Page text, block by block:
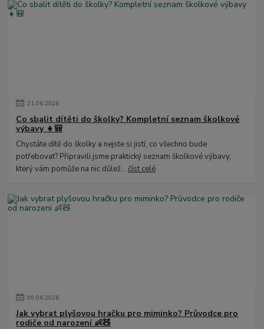
21.06.2026
Co sbalit dítěti do školky? Kompletní seznam školkové
výbavy 👧🎒
Chystáte dítě do školky a nejste si jistí, co všechno bude
potřebovat? Připravili jsme praktický seznam školkové výbavy,
který vám pomůže na nic důlež...číst celé
09.06.2026
Jak vybrat plyšovou hračku pro miminko? Průvodce pro
rodiče od narození 👶🧸